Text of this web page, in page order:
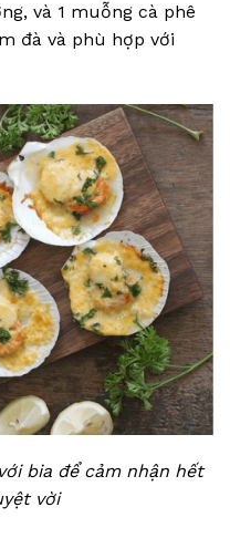
và 1 muỗng cà phê
đà và phù hợp với
bia để cảm nhận hết
vời